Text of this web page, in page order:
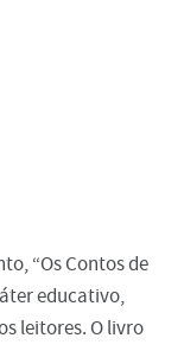
“Os Contos de
educativo,
leitores. O livro